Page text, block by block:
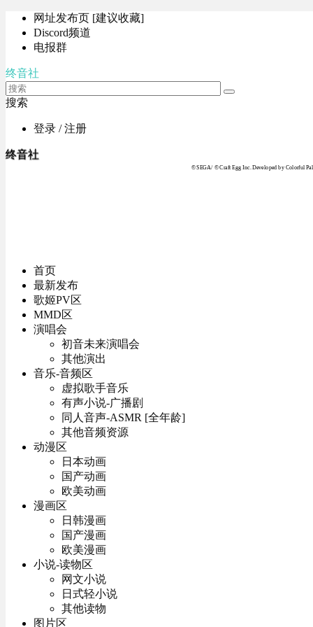
网址发布页 [建议收藏]
Discord频道
电报群
终音社
搜索
登录 / 注册
终音社
© SEGA / © Craft Egg Inc. Developed by Colorful
首页
最新发布
歌姬PV区
MMD区
演唱会
初音未来演唱会
其他演出
音乐-音频区
虚拟歌手音乐
有声小说-广播剧
同人音声-ASMR [全年龄]
其他音频资源
动漫区
日本动画
国产动画
欧美动画
漫画区
日韩漫画
国产漫画
欧美漫画
小说-读物区
网文小说
日式轻小说
其他读物
图片区